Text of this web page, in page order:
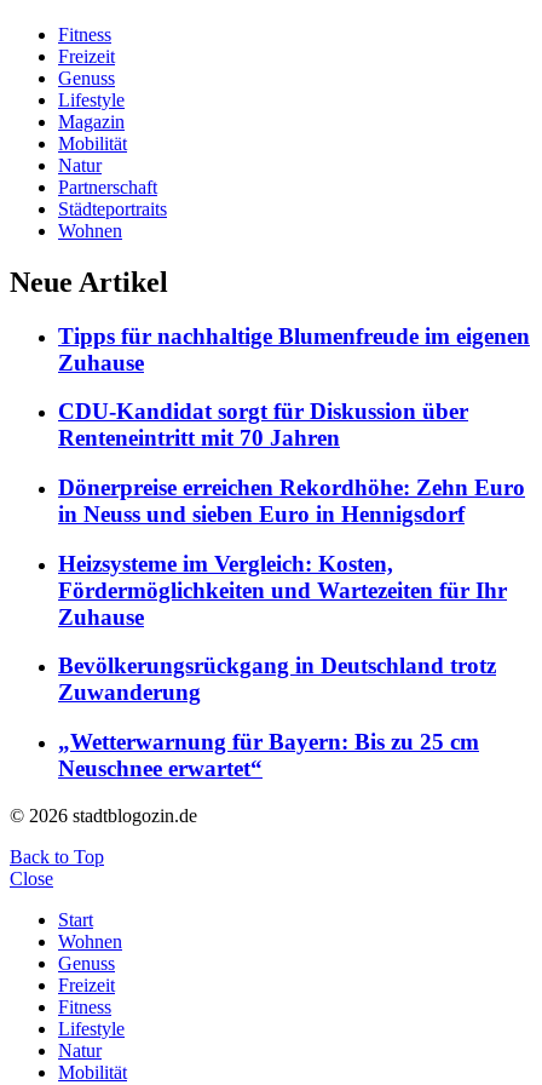
Fitness
Freizeit
Genuss
Lifestyle
Magazin
Mobilität
Natur
Partnerschaft
Städteportraits
Wohnen
Neue Artikel
Tipps für nachhaltige Blumenfreude im eigenen
Zuhause
CDU-Kandidat sorgt für Diskussion über
Renteneintritt mit 70 Jahren
Dönerpreise erreichen Rekordhöhe: Zehn Euro
in Neuss und sieben Euro in Hennigsdorf
Heizsysteme im Vergleich: Kosten,
Fördermöglichkeiten und Wartezeiten für Ihr
Zuhause
Bevölkerungsrückgang in Deutschland trotz
Zuwanderung
„Wetterwarnung für Bayern: Bis zu 25 cm
Neuschnee erwartet“
© 2026 stadtblogozin.de
Back to Top
Close
Start
Wohnen
Genuss
Freizeit
Fitness
Lifestyle
Natur
Mobilität